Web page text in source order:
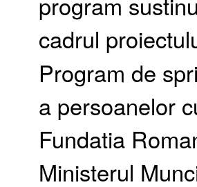
cadrul
Program de
a persoanelor
Fundatia
Ministerul